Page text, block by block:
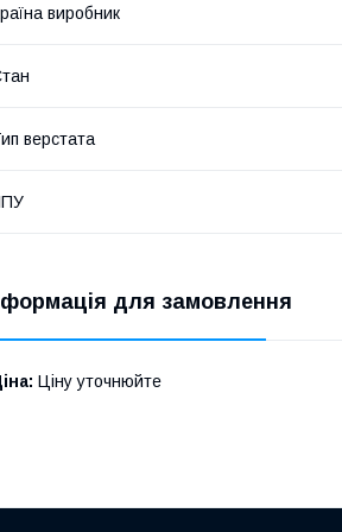
виробник
верстата
для замовлення
Ціну уточнюйте